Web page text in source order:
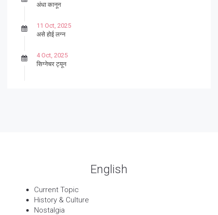
अंधा कानून
11 Oct, 2025
असे होई लग्न
4 Oct, 2025
सिग्नेचर ट्यून
English
Current Topic
History & Culture
Nostalgia